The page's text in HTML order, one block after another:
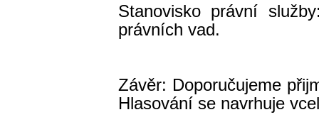
Stanovisko právní
právních vad.
Závěr: Doporučujeme
Hlasování se navrhuje